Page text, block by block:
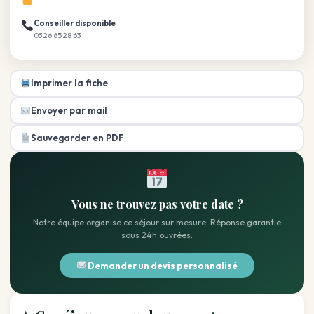
Conseiller disponible
03 26 65 28 63
Imprimer la fiche
Envoyer par mail
Sauvegarder en PDF
Vous ne trouvez pas votre date ?
Notre équipe organise ce séjour sur mesure. Réponse garantie
sous 24h ouvrées.
Demander un devis personnalisé